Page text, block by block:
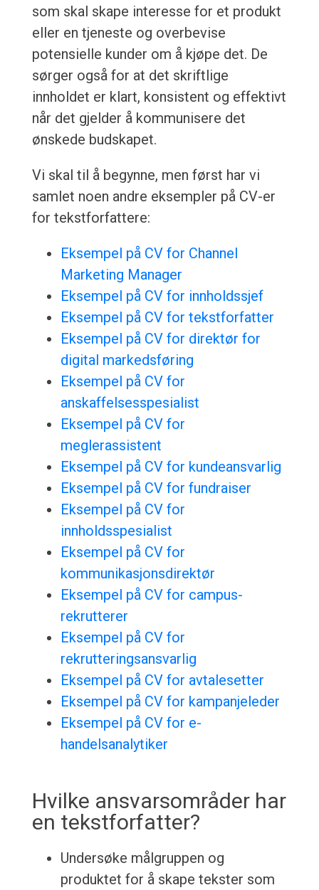
som skal skape interesse for et produkt
eller en tjeneste og overbevise
potensielle kunder om å kjøpe det. De
sørger også for at det skriftlige
innholdet er klart, konsistent og effektivt
når det gjelder å kommunisere det
ønskede budskapet.
Vi skal til å begynne, men først har vi
samlet noen andre eksempler på CV-er
for tekstforfattere:
Eksempel på CV for Channel
Marketing Manager
Eksempel på CV for innholdssjef
Eksempel på CV for tekstforfatter
Eksempel på CV for direktør for
digital markedsføring
Eksempel på CV for
anskaffelsesspesialist
Eksempel på CV for
meglerassistent
Eksempel på CV for kundeansvarlig
Eksempel på CV for fundraiser
Eksempel på CV for
innholdsspesialist
Eksempel på CV for
kommunikasjonsdirektør
Eksempel på CV for campus-
rekrutterer
Eksempel på CV for
rekrutteringsansvarlig
Eksempel på CV for avtalesetter
Eksempel på CV for kampanjeleder
Eksempel på CV for e-
handelsanalytiker
Hvilke ansvarsområder har
en tekstforfatter?
Undersøke målgruppen og
produktet for å skape tekster som